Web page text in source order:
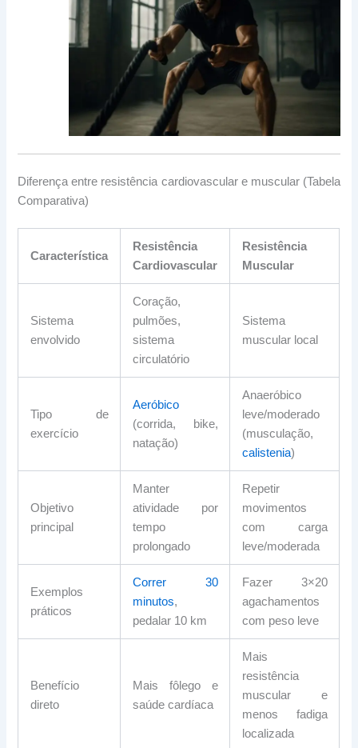
Diferença entre resistência cardiovascular e muscular (Tabela
Comparativa)
Característica
Resistência
Cardiovascular
Resistência
Muscular
Sistema
envolvido
Coração,
pulmões,
sistema
circulatório
Sistema
muscular local
Tipo de
exercício
Aeróbico
(corrida, bike,
natação)
Anaeróbico
leve/moderado
(musculação,
calistenia)
Objetivo
principal
Manter
atividade por
tempo
prolongado
Repetir
movimentos
com carga
leve/moderada
Exemplos
práticos
Correr 30
minutos,
pedalar 10 km
Fazer 3×20
agachamentos
com peso leve
Benefício
direto
Mais fôlego e
saúde cardíaca
Mais
resistência
muscular e
menos fadiga
localizada